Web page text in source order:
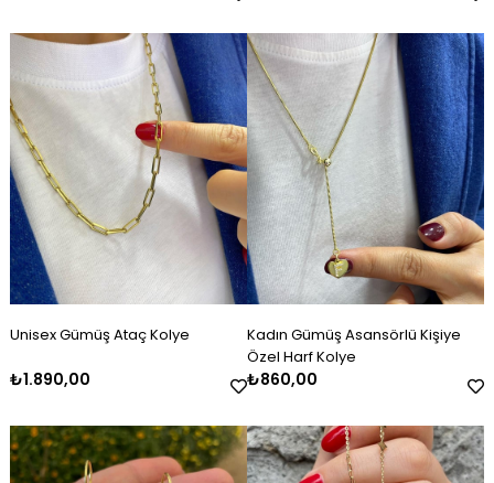
Unisex Gümüş Ataç Kolye
₺1.890,00
Kadın Gümüş Asansörlü Kişiye
Özel Harf Kolye
₺860,00